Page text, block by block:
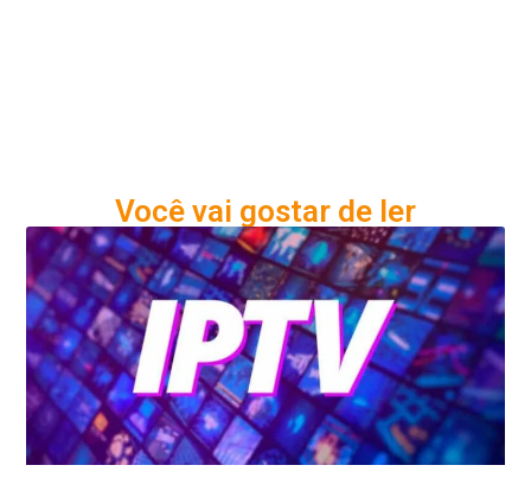
Você vai gostar de ler